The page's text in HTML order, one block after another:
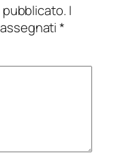
pubblicato. I
*